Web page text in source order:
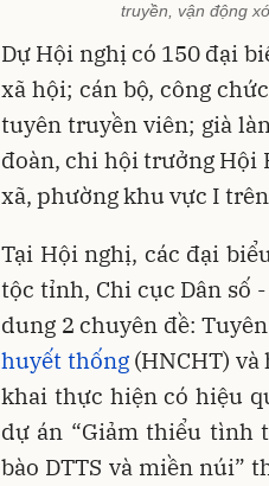
truyền, vận động
Dự Hội nghị có 150 đại
xã hội; cán bộ, công
tuyên truyền viên; già
đoàn, chi hội trưởng Hội
xã, phường khu vực I
Tại Hội nghị, các đại
tộc tỉnh, Chi cục Dân số
dung 2 chuyên đề:
huyết thống (HNCHT)
khai thực hiện có hiệu
dự án “Giảm thiểu tình
bào DTTS và miền núi”